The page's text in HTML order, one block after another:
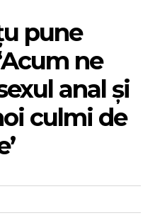
pune
ne
anal și
culmi de